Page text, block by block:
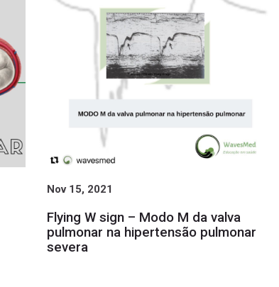
Nov 15, 2021
Flying W sign – Modo M da valva
pulmonar na hipertensão pulmonar
severa